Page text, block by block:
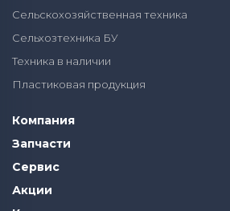
Сельскохозяйственная техника
Сельхозтехника БУ
Техника в наличии
Пластиковая продукция
Компания
Запчасти
Сервис
Акции